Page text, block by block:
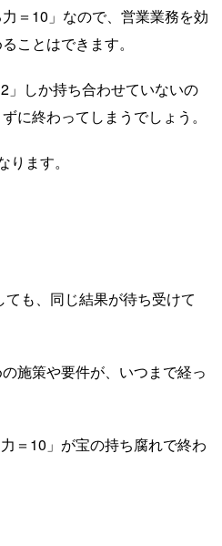
＝10」なので、営業業務を効
ことはできます。
」しか持ち合わせていないの
に終わってしまうでしょう。
ます。
も、同じ結果が待ち受けて
施策や要件が、いつまで経っ
＝10」が宝の持ち腐れで終わ